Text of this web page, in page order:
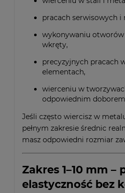
pracach serwisowych i
wykonywaniu
wkręty,
precyzyjnych pracach
elementach,
wierceniu w
odpowiednim
Jeśli często wiercisz w
pełnym zakresie średnic
masz odpowiedni rozmiar
Zakres 1–10 mm –
elastyczność bez